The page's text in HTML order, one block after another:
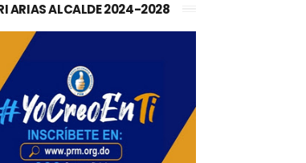
ARIAS ALCALDE 2024-2028